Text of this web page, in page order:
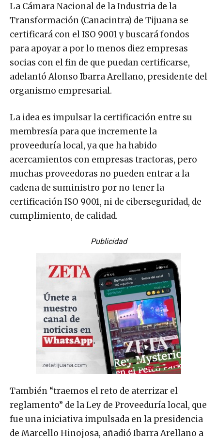
La Cámara Nacional de la Industria de la
Transformación (Canacintra) de Tijuana se
certificará con el ISO 9001 y buscará fondos
para apoyar a por lo menos diez empresas
socias con el fin de que puedan certificarse,
adelantó Alonso Ibarra Arellano, presidente del
organismo empresarial.
La idea es impulsar la certificación entre su
membresía para que incremente la
proveeduría local, ya que ha habido
acercamientos con empresas tractoras, pero
muchas proveedoras no pueden entrar a la
cadena de suministro por no tener la
certificación ISO 9001, ni de ciberseguridad, de
cumplimiento, de calidad.
Publicidad
También “traemos el reto de aterrizar el
reglamento” de la Ley de Proveeduría local, que
fue una iniciativa impulsada en la presidencia
de Marcello Hinojosa, añadió Ibarra Arellano a